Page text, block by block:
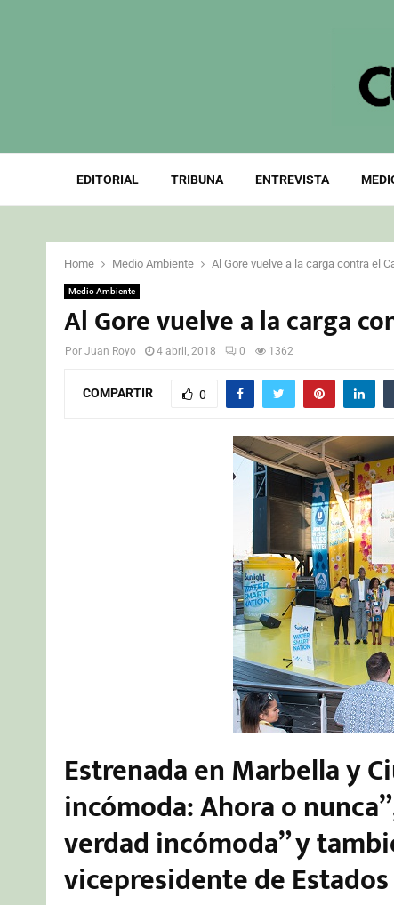
EDITORIAL TRIBUNA ENTREVISTA
Home Medio Ambiente Al Gore vuelve a la carga contra el
Medio Ambiente
Al Gore vuelve a la carga
Por Juan Royo 4 abril, 2018 0 1362
COMPARTIR 0
Estrenada en Marbella y
incómoda: Ahora o
verdad incómoda” y
vicepresidente de